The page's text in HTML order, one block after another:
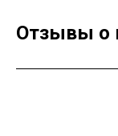
Отзывы о